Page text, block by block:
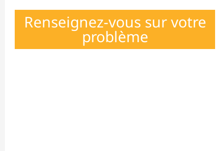
Renseignez-vous sur votre
problème